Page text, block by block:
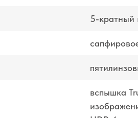
5-кратный
вспышка